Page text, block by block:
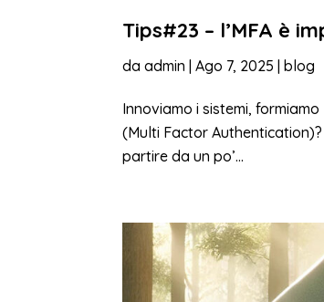
Tips#23 – l’MFA è
daadmin |Ago 7, 2025 |blog
Innoviamo i sistemi,
(Multi Factor Authentication)?
partire da un po’...